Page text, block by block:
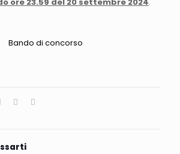
Bando di concorso